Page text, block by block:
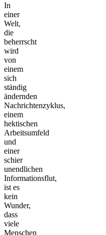
In
einer
Welt,
die
beherrscht
wird
von
einem
sich
ständig
ändernden
Nachrichtenzyklus,
einem
hektischen
Arbeitsumfeld
und
einer
schier
unendlichen
Informationsflut,
ist es
kein
Wunder,
dass
viele
Menschen